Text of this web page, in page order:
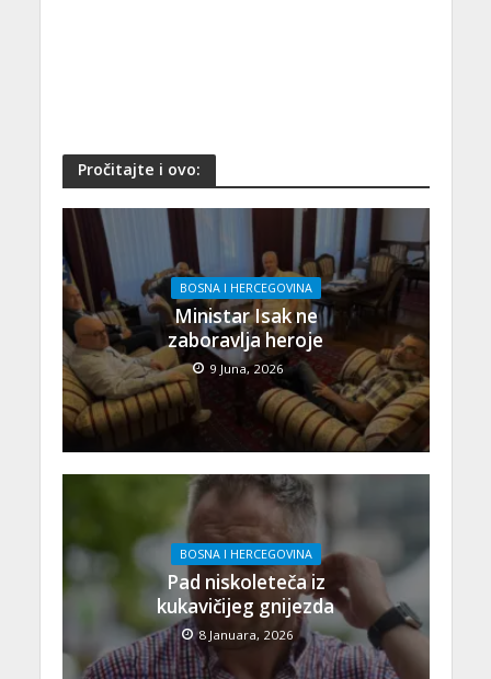
Pročitajte i ovo:
BOSNA I HERCEGOVINA
Ministar Isak ne
zaboravlja heroje
9 Juna, 2026
BOSNA I HERCEGOVINA
Pad niskoleteča iz
kukavičijeg gnijezda
8 Januara, 2026